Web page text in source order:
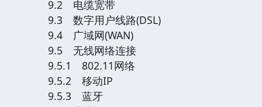
9.2 电缆宽带
9.3 数字用户线路(DSL)
9.4 广域网(WAN)
9.5 无线网络连接
9.5.1 802.11网络
9.5.2 移动IP
9.5.3 蓝牙